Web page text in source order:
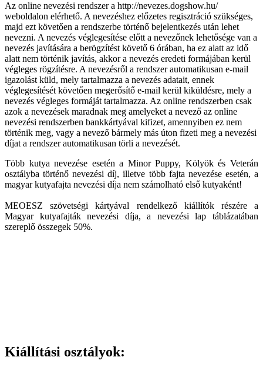
Az online nevezési rendszer a http://nevezes.dogshow.hu/
weboldalon elérhető. A nevezéshez előzetes regisztráció szükséges,
majd ezt követően a rendszerbe történő bejelentkezés után lehet
nevezni. A nevezés véglegesítése előtt a nevezőnek lehetősége van a
nevezés javítására a berögzítést követő 6 órában, ha ez alatt az idő
alatt nem történik javítás, akkor a nevezés eredeti formájában kerül
végleges rögzítésre. A nevezésről a rendszer automatikusan e-mail
igazolást küld, mely tartalmazza a nevezés adatait, ennek
véglegesítését követően megerősítő e-mail kerül kiküldésre, mely a
nevezés végleges formáját tartalmazza. Az online rendszerben csak
azok a nevezések maradnak meg amelyeket a nevező az online
nevezési rendszerben bankkártyával kifizet, amennyiben ez nem
történik meg, vagy a nevező bármely más úton fizeti meg a nevezési
díjat a rendszer automatikusan törli a nevezését.
Több kutya nevezése esetén a Minor Puppy, Kölyök és Veterán
osztályba történő nevezési díj, illetve több fajta nevezése esetén, a
magyar kutyafajta nevezési díja nem számolható első kutyaként!
MEOESZ szövetségi kártyával rendelkező kiállítók részére a
Magyar kutyafajták nevezési díja, a nevezési lap táblázatában
szereplő összegek 50%.
Kiállítási osztályok: